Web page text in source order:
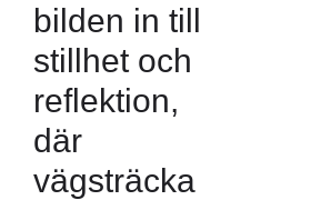
bilden in till
stillhet och
reflektion,
där
vägsträcka